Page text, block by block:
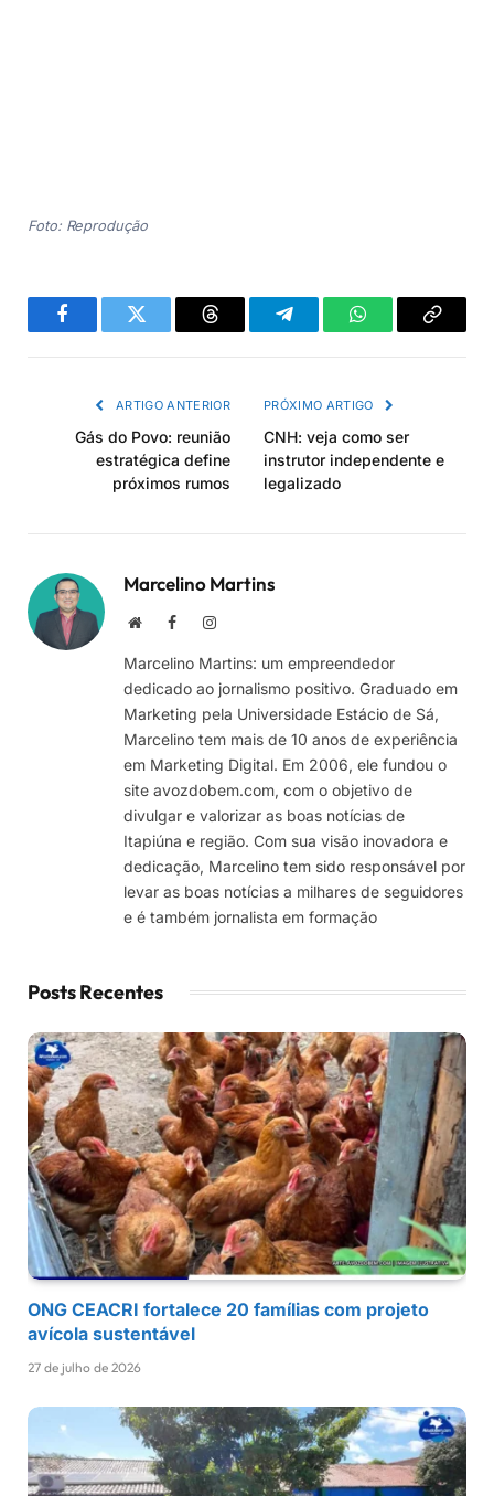
Foto: Reprodução
FacebookTwitter Threads TelegramWhatsAppCopiar
ARTIGO ANTERIOR
Gás do Povo: reunião
estratégica define
próximos rumos
PRÓXIMO ARTIGO
CNH: veja como ser
instrutor independente e
legalizado
Marcelino Martins
Site FacebookInstagram
Marcelino Martins: um empreendedor
dedicado ao jornalismo positivo. Graduado em
Marketing pela Universidade Estácio de Sá,
Marcelino tem mais de 10 anos de experiência
em Marketing Digital. Em 2006, ele fundou o
site avozdobem.com, com o objetivo de
divulgar e valorizar as boas notícias de
Itapiúna e região. Com sua visão inovadora e
dedicação, Marcelino tem sido responsável por
levar as boas notícias a milhares de seguidores
e é também jornalista em formação
Posts Recentes
ONG CEACRI fortalece 20 famílias com projeto
avícola sustentável
27 de julho de 2026